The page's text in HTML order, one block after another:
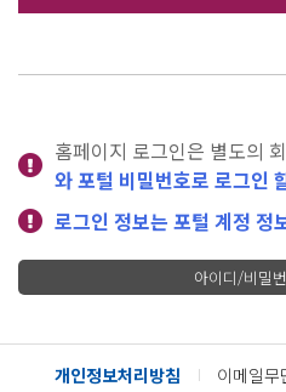
홈페이지 로그인은 별도의
와 포털 비밀번호로 로그인
로그인 정보는 포털 계정 정
아이디/비밀
개인정보처리방침 이메일무